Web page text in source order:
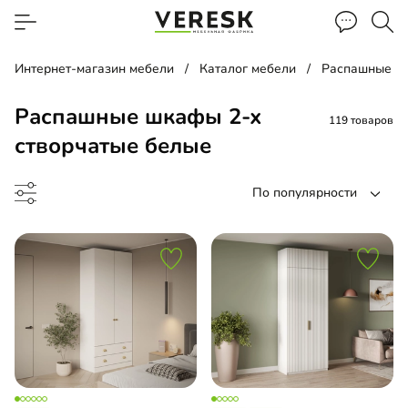
Интернет-магазин мебели Каталог мебели Распашные
Распашные шкафы 2-х
створчатые белые
119 товаров
По популярности
шкаф